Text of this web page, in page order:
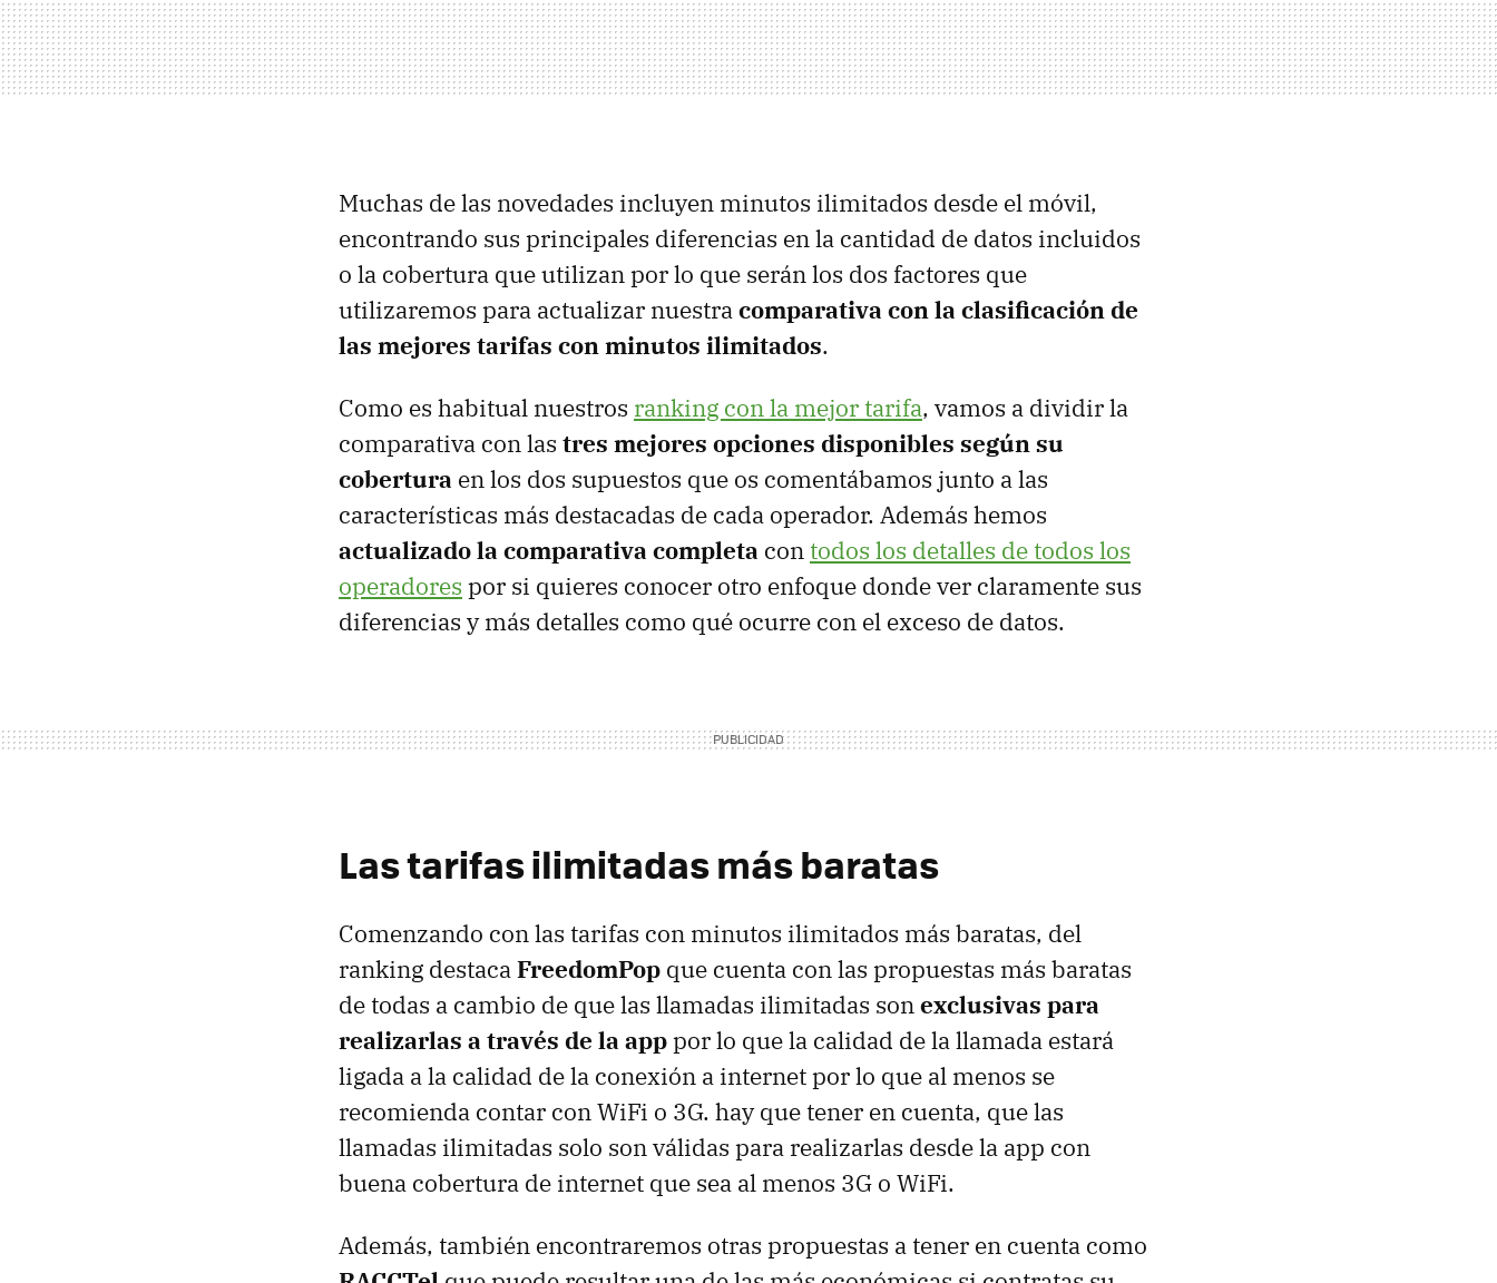
Muchas de las novedades incluyen minutos ilimitados desde el móvil,
encontrando sus principales diferencias en la cantidad de datos incluidos
o la cobertura que utilizan por lo que serán los dos factores que
utilizaremos para actualizar nuestracomparativa con la clasificación de
las mejores tarifas con minutos ilimitados.
Como es habitual nuestros ranking con la mejor tarifa, vamos a dividir la
comparativa con las tres mejores opciones disponibles según su
cobertura en los dos supuestos que os comentábamos junto a las
características más destacadas de cada operador. Además hemos
actualizado la comparativa completa con todos los detalles de todos los
operadores por si quieres conocer otro enfoque donde ver claramente sus
diferencias y más detalles como qué ocurre con el exceso de datos.
Las tarifas ilimitadas más baratas
Comenzando con las tarifas con minutos ilimitados más baratas, del
ranking destacaFreedomPop que cuenta con las propuestas más baratas
de todas a cambio de que las llamadas ilimitadas sonexclusivas para
realizarlas a través de la apppor lo que la calidad de la llamada estará
ligada a la calidad de la conexión a internet por lo que al menos se
recomienda contar con WiFi o 3G. hay que tener en cuenta, que las
llamadas ilimitadas solo son válidas para realizarlas desde la app con
buena cobertura de internet que sea al menos 3G o WiFi.
Además, también encontraremos otras propuestas a tener en cuenta como